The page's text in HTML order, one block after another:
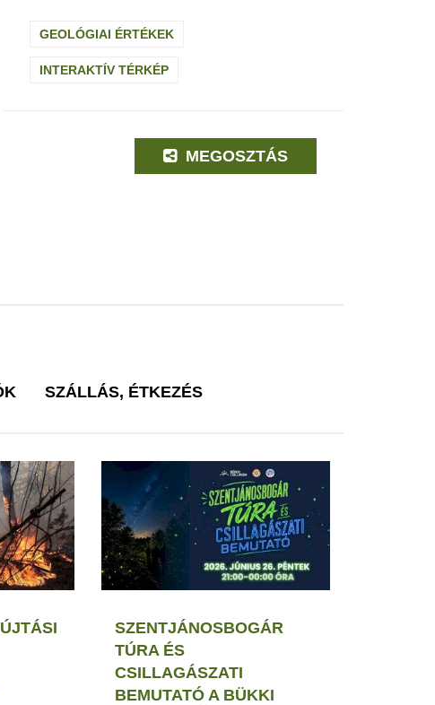
GEOLÓGIAI ÉRTÉKEK
INTERAKTÍV TÉRKÉP
MEGOSZTÁS
SZÁLLÁS, ÉTKEZÉS
SZENTJÁNOSBOGÁR
TÚRA ÉS
CSILLAGÁSZATI
BEMUTATÓ A BÜKKI